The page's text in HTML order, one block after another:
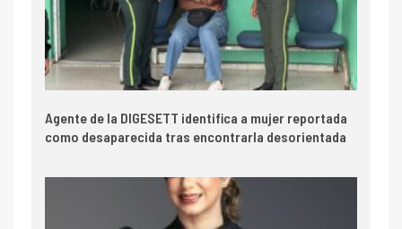
Agente de la DIGESETT identifica a mujer reportada
como desaparecida tras encontrarla desorientada